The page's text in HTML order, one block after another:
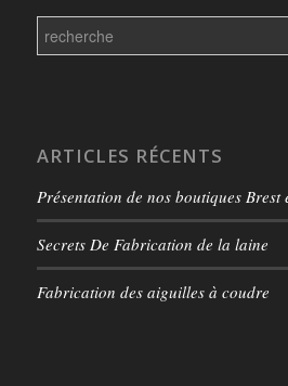
Search
for:
ARTICLES RÉCENTS
Présentation de nos boutiques Brest
Secrets De Fabrication de la laine
Fabrication des aiguilles à coudre